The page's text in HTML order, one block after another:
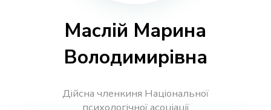
Маслій Марина
Володимирівна
Дійсна членкиня Національної